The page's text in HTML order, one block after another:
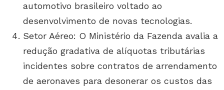
automotivo brasileiro voltado ao
desenvolvimento de novas tecnologias.
Setor Aéreo: O Ministério da Fazenda avalia a
redução gradativa de alíquotas tributárias
incidentes sobre contratos de arrendamento
de aeronaves para desonerar os custos das